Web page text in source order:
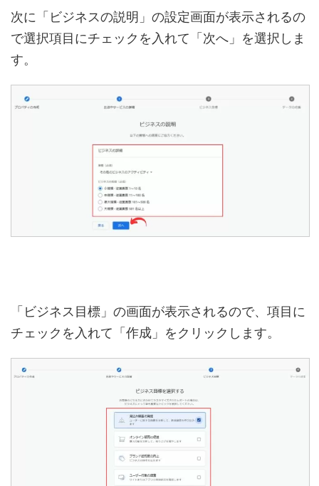
次に「ビジネスの説明」の設定画面が表示されるの
で選択項目にチェックを入れて「次へ」を選択しま
す。
「ビジネス目標」の画面が表示されるので、項目に
チェックを入れて「作成」をクリックします。